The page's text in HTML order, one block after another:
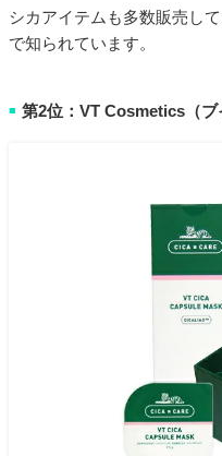
シカアイテムも多数販売し
で知られています。
■ 第2位：VT Cosmetics（ブ